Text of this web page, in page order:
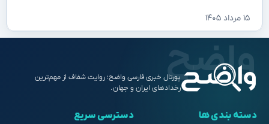
۱۵ مرداد ۱۴۰۵
پورتال خبری فارسی واضح؛ روایت شفاف از مهم‌ترین
رخدادهای ایران و جهان.
دسته بندی ها دسترسی سریع